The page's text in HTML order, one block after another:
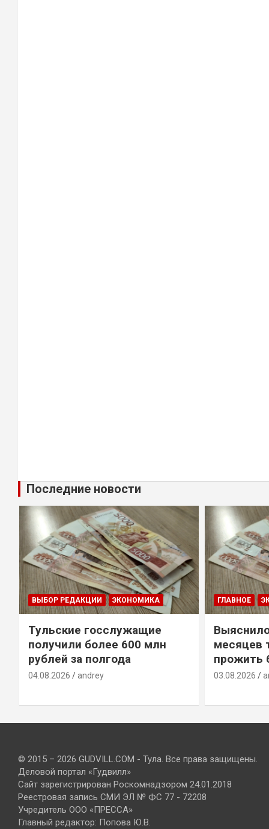
Последние новости
ВЫБОР РЕДАКЦИИ ЭКОНОМИКА
Тульские госслужащие
получили более 600 млн
рублей за полгода
04.08.2026 andrey
ГЛАВНОЕ
месяцев
прожить
03.08.2026
© 2015 – 2026 GUDVILL.COM - Тула. Все права защищены.
Деловой портал «Гудвилл»
Сайт зарегистрирован Роскомнадзором 24.01.2018
Реестровая запись СМИ ЭЛ № ФС 77 - 72208
Учредитель ООО «ПРЕССА»
Главный редактор: Попова Ю.В.